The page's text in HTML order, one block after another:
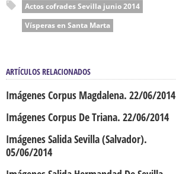
Actos cofrades Sevilla junio 2014
Vísperas en Santa Marta
ARTÍCULOS RELACIONADOS
Imágenes Corpus Magdalena. 22/06/2014
Imágenes Corpus De Triana. 22/06/2014
Imágenes Salida Sevilla (Salvador).
05/06/2014